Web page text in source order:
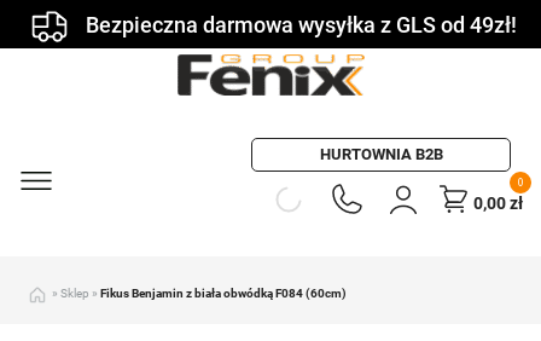
Bezpieczna darmowa wysyłka z GLS od 49zł!
HURTOWNIA B2B
0
0,00zł
» Sklep » Fikus Benjamin z biała obwódką F084 (60cm)